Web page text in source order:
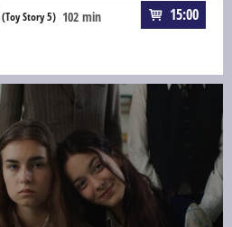
(Toy Story 5) 102 min 15:00